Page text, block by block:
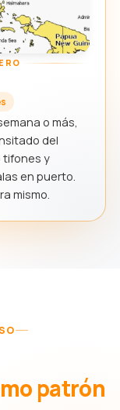
o más,
del
tifones y
en puerto.
mismo.
patrón